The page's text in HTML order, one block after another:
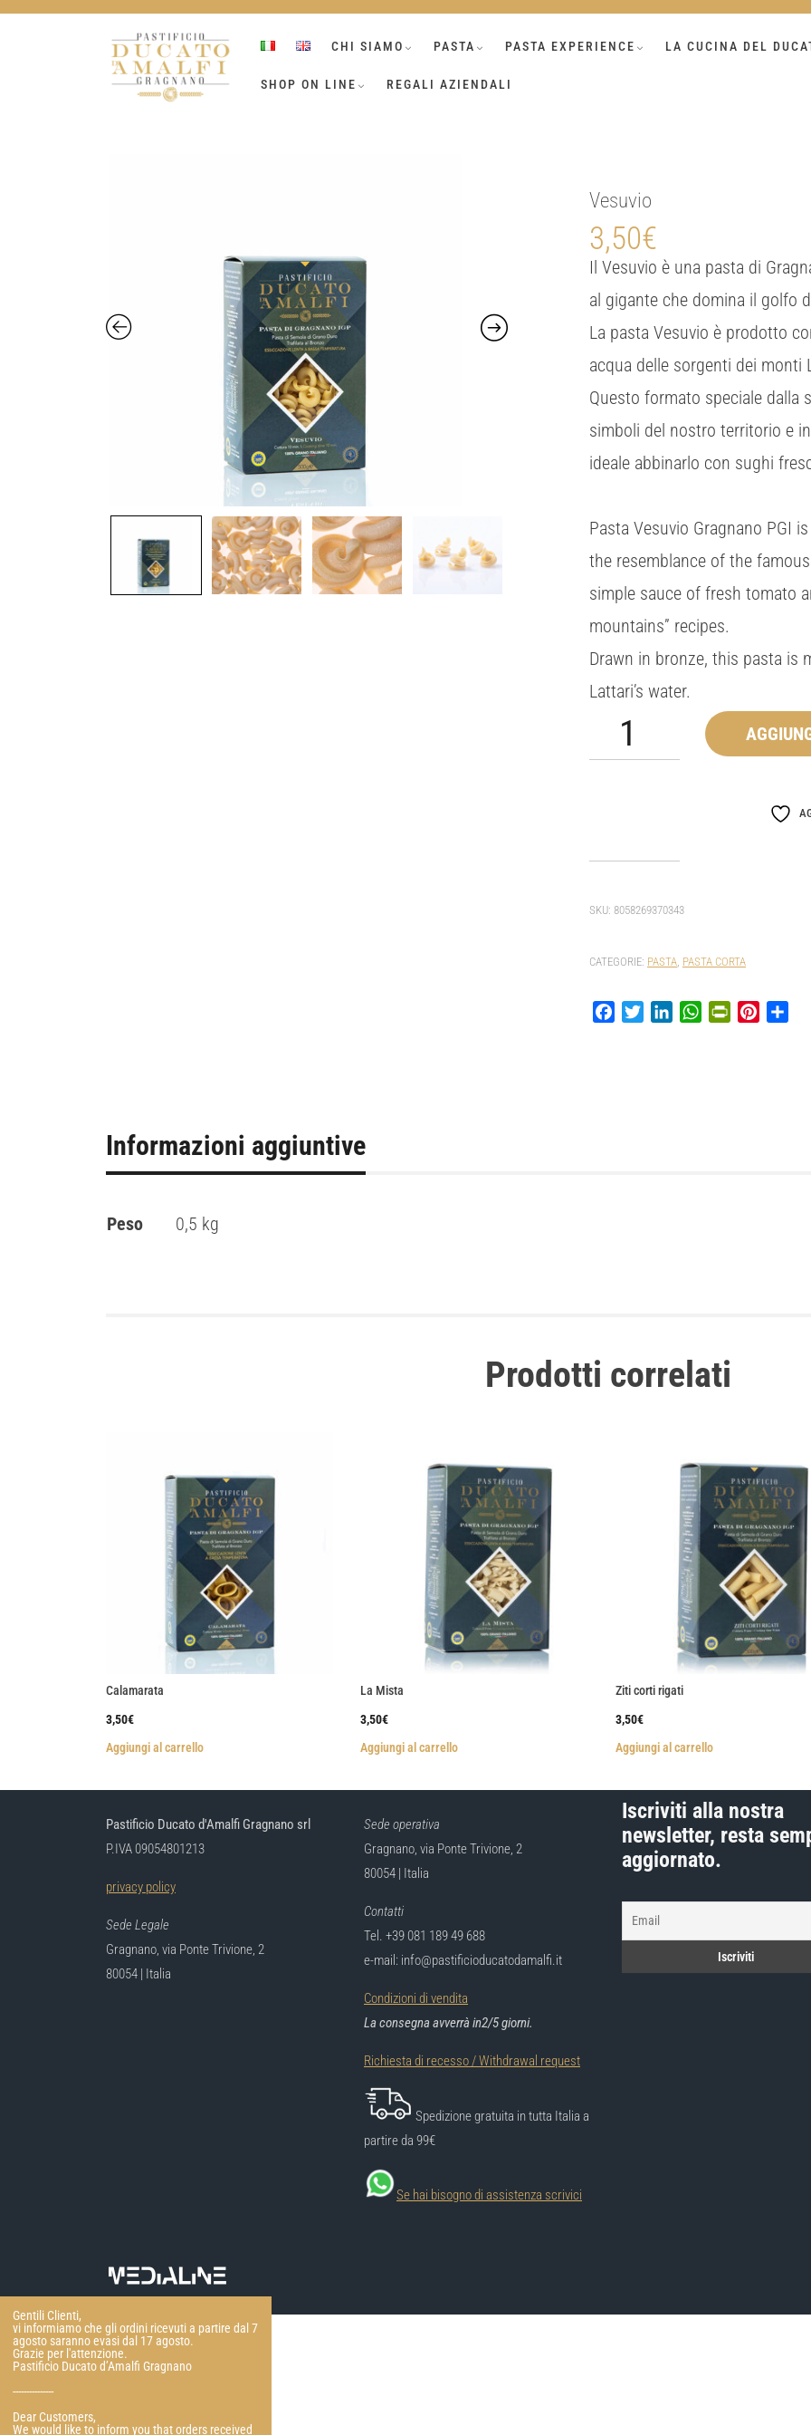
Skip
CHI SIAMO PASTA PASTA EXPERIENCE LA CUCINA DEL
SHOP ON LINE REGALI AZIENDALI
Vesuvio
3,50€
Il Vesuvio è una pasta di
al gigante che domina il golfo
La pasta Vesuvio è prodotto
acqua delle sorgenti dei
Questo formato speciale dalla
simboli del nostro territorio e
ideale abbinarlo con sughi
Pasta Vesuvio Gragnano PGI
the resemblance of the
simple sauce of fresh tomato
mountains” recipes.
Drawn in bronze, this pasta is
Lattari’s water.
Vesuvio
quantità
SKU: 8058269370343
CATEGORIE: PASTA, PASTA CORTA
Facebook
Twitter LinkedInWhatsAppPrintFriendly
Pinterest
Informazioni aggiuntive
Peso 0,5 kg
Prodotti correlati
Calamarata
3,50€
Aggiungi al carrello
La Mista
3,50€
Aggiungi al carrello
Ziti corti rigati
3,50€
Aggiungi al carrello
Pastificio Ducato d'Amalfi Gragnano srl
P.IVA 09054801213
privacy policy
Sede Legale
Gragnano, via Ponte Trivione, 2
80054 | Italia
Sede operativa
Gragnano, via Ponte Trivione, 2
80054 | Italia
Contatti
Tel. +39 081 189 49 688
e-mail: info@pastificioducatodamalfi.it
Condizioni di vendita
La consegna avverrà in2/5 giorni.
Richiesta di recesso / Withdrawal request
Spedizione gratuita in tutta Italia a
partire da 99€
Se hai bisogno di assistenza scrivici
Iscriviti alla nostra
newsletter, resta
aggiornato.
Gentili Clienti,
vi informiamo che gli ordini ricevuti a partire dal 7
agosto saranno evasi dal 17 agosto.
Grazie per l'attenzione.
Pastificio Ducato d’Amalfi Gragnano
---------------
Dear Customers,
We would like to inform you that orders received